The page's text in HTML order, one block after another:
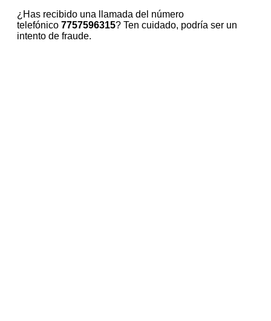
¿Has recibido una llamada del número
telefónico 7757596315? Ten cuidado, podría ser un
intento de fraude.